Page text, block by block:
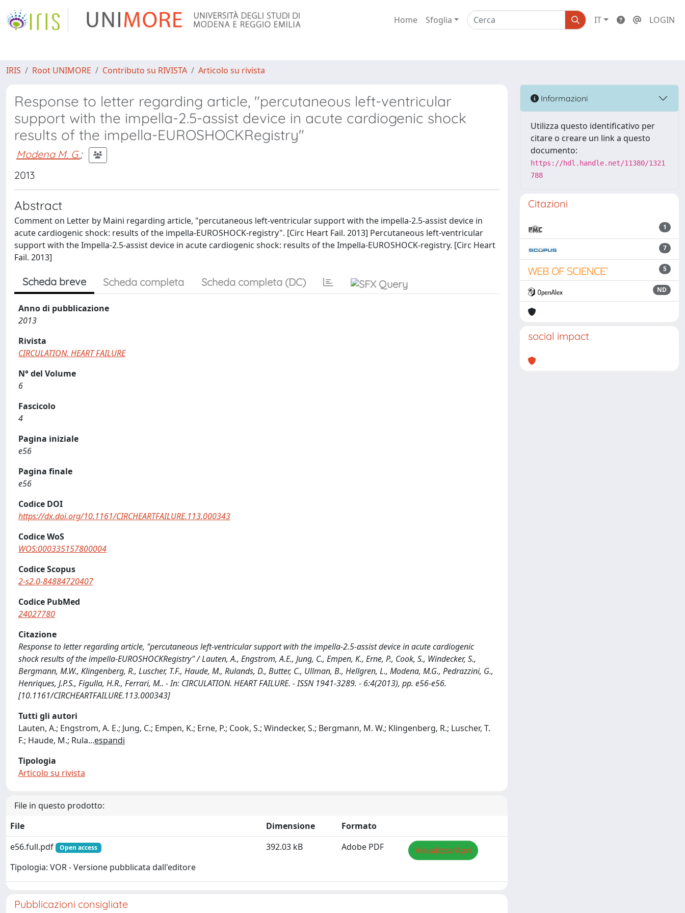
Home Sfoglia IT LOGIN
IRIS Root UNIMORE Contributo su RIVISTA Articolo su rivista
Response to letter regarding article, "percutaneous left-ventricular
support with the impella-2.5-assist device in acute cardiogenic shock
results of the impella-EUROSHOCKRegistry"
Modena M. G.;
2013
Abstract
Comment on Letter by Maini regarding article, "percutaneous left-ventricular support with the impella-2.5-assist device in
acute cardiogenic shock: results of the impella-EUROSHOCK-registry". [Circ Heart Fail. 2013] Percutaneous left-ventricular
support with the Impella-2.5-assist device in acute cardiogenic shock: results of the Impella-EUROSHOCK-registry. [Circ Heart
Fail. 2013]
Scheda breve Scheda completa Scheda completa (DC)
Anno di pubblicazione
2013
Rivista
CIRCULATION. HEART FAILURE
N° del Volume
6
Fascicolo
4
Pagina iniziale
e56
Pagina finale
e56
Codice DOI
https://dx.doi.org/10.1161/CIRCHEARTFAILURE.113.000343
Codice WoS
WOS:000335157800004
Codice Scopus
2-s2.0-84884720407
Codice PubMed
24027780
Citazione
Response to letter regarding article, "percutaneous left-ventricular support with the impella-2.5-assist device in acute cardiogenic
shock results of the impella-EUROSHOCKRegistry" / Lauten, A., Engstrom, A.E., Jung, C., Empen, K., Erne, P., Cook, S., Windecker, S.,
Bergmann, M.W., Klingenberg, R., Luscher, T.F., Haude, M., Rulands, D., Butter, C., Ullman, B., Hellgren, L., Modena, M.G., Pedrazzini, G.,
Henriques, J.P.S., Figulla, H.R., Ferrari, M.. - In: CIRCULATION. HEART FAILURE. - ISSN 1941-3289. - 6:4(2013), pp. e56-e56.
[10.1161/CIRCHEARTFAILURE.113.000343]
Tutti gli autori
Lauten, A.; Engstrom, A. E.; Jung, C.; Empen, K.; Erne, P.; Cook, S.; Windecker, S.; Bergmann, M. W.; Klingenberg, R.; Luscher, T.
F.; Haude, M.; Rula...espandi
Tipologia
Articolo su rivista
File in questo prodotto:
File
Dimensione
Formato
e56.full.pdf
Open access
Tipologia: VOR - Versione pubblicata dall'editore
392.03 kB Adobe PDF Visualizza/Apri
Pubblicazioni consigliate
Informazioni
Utilizza questo identificativo per
citare o creare un link a questo
documento:
https://hdl.handle.net/11380/1321
788
Citazioni
1
7
5
ND
social impact